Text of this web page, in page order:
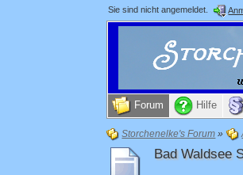
Sie sind nicht angemeldet.
Forum Hilfe
Storchenelke's Forum »
Bad Waldsee